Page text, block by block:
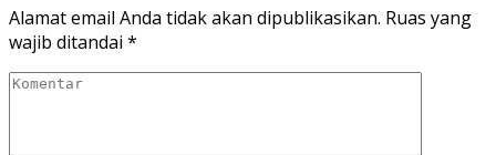
Alamat email Anda tidak akan dipublikasikan. Ruas yang
wajib ditandai *